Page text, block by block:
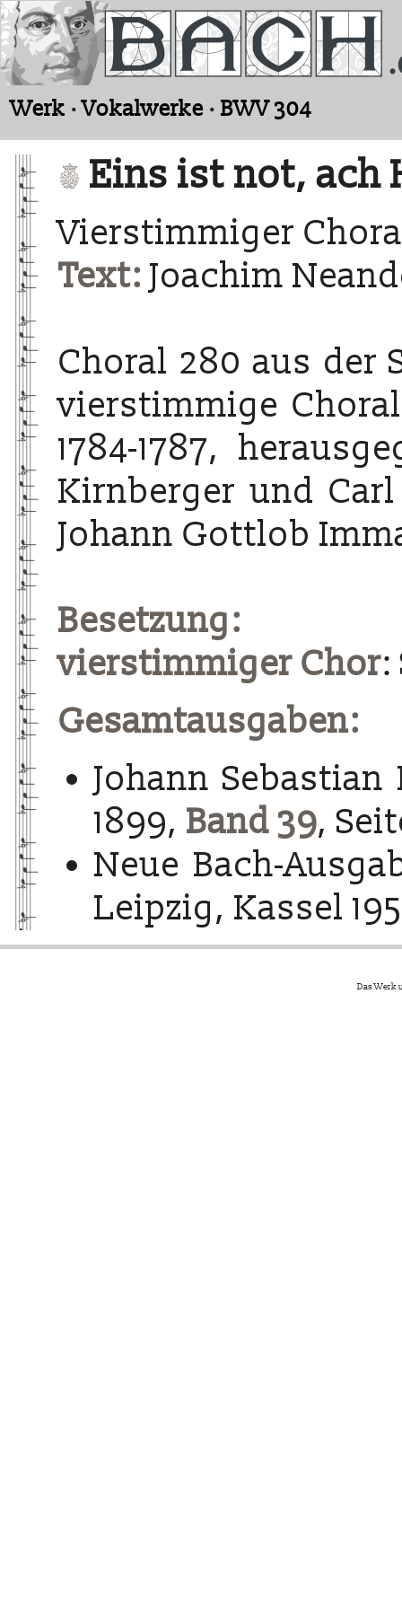
Werk · Vokalwerke · BWV 304
Eins ist not, ach
Vierstimmiger
Text: Joachim
Choral 280 aus der
vierstimmige
1784-1787,
Kirnberger und
Johann Gottlob
Besetzung:
vierstimmiger Chor:
Gesamtausgaben:
Johann Sebastian
1899, Band 39,
Neue Bach-
Leipzig, Kassel
Das Werk